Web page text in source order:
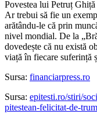
Povestea lui Petruț
Ar trebui să fie un
arătându-le că prin
nivel mondial. De la
dovedește că nu există
viață în fiecare suferință
Sursa: financiarpress.ro
Sursa: epitesti.ro/stiri/
pitestean-felicitat-de-